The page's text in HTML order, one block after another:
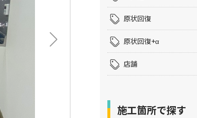
原状回復
原状回復+α
店舗
施工箇所で探す